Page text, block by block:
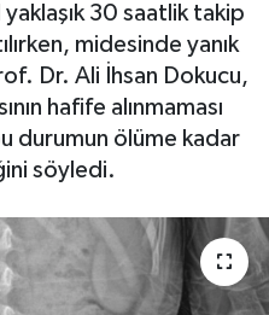
30 saatlik takip
midesinde yanık
Dr. Ali İhsan Dokucu,
hafife alınmaması
durumun ölüme kadar
söyledi.